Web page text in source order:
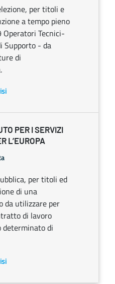
per titoli e
a tempo pieno
Tecnici-
Supporto - da
di
PER I SERVIZI
L’EUROPA
per titoli ed
di una
da utilizzare per
di lavoro
determinato di